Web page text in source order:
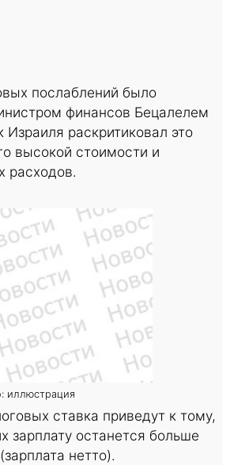
послаблений было
финансов Бецалелем
раскритиковал это
высокой стоимости и
расходов.
иллюстрация
ставка приведут к тому,
зарплату останется больше
нетто).